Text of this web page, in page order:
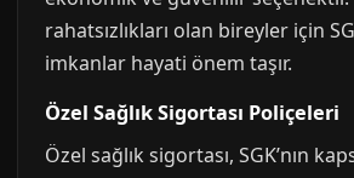
rahatsızlıkları olan bireyler için
imkanlar hayati önem taşır.
Özel Sağlık Sigortası Poliçeleri
Özel sağlık sigortası, SGK’nın